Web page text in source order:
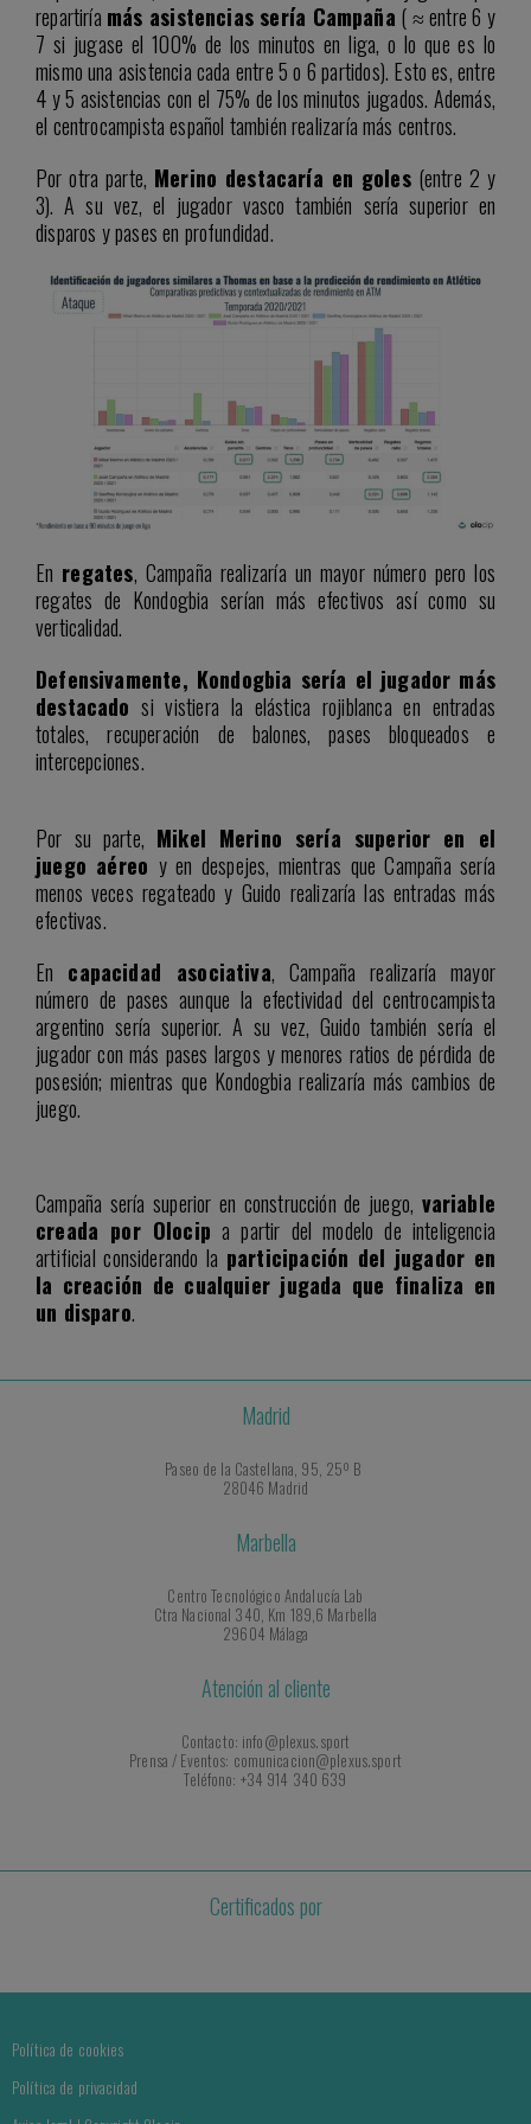
repartiría más asistencias sería Campaña ( ≈ entre 6 y
7 si jugase el 100% de los minutos en liga, o lo que es lo
mismo una asistencia cada entre 5 o 6 partidos). Esto es, entre
4 y 5 asistencias con el 75% de los minutos jugados. Además,
el centrocampista español también realizaría más centros.
Por otra parte, Merino destacaría en goles(entre 2 y
3). A su vez, el jugador vasco también sería superior en
disparos y pases en profundidad.
En regates, Campaña realizaría un mayor número pero los
regates de Kondogbia serían más efectivos así como su
verticalidad.
Defensivamente, Kondogbia sería el jugador más
destacado si vistiera la elástica rojiblanca en entradas
totales, recuperación de balones, pases bloqueados e
intercepciones.
Por su parte, Mikel Merino sería superior en el
juego aéreo y en despejes, mientras que Campaña sería
menos veces regateado y Guido realizaría las entradas más
efectivas.
En capacidad asociativa, Campaña realizaría mayor
número de pases aunque la efectividad del centrocampista
argentino sería superior. A su vez, Guido también sería el
jugador con más pases largos y menores ratios de pérdida de
posesión; mientras que Kondogbia realizaría más cambios de
juego.
Campaña sería superior en construcción de juego, variable
creada por Olocip a partir del modelo de inteligencia
artificial considerando la participación del jugador en
la creación de cualquier jugada que finaliza en
un disparo.
Madrid
Paseo de la Castellana, 95, 25º B
28046 Madrid
Marbella
Centro Tecnológico Andalucía Lab
Ctra Nacional 340, Km 189,6 Marbella
29604 Málaga
Atención al cliente
Contacto: info@plexus.sport
Prensa / Eventos: comunicacion@plexus.sport
Teléfono: +34 914 340 639
Certificados por
Política de cookies
Política de privacidad